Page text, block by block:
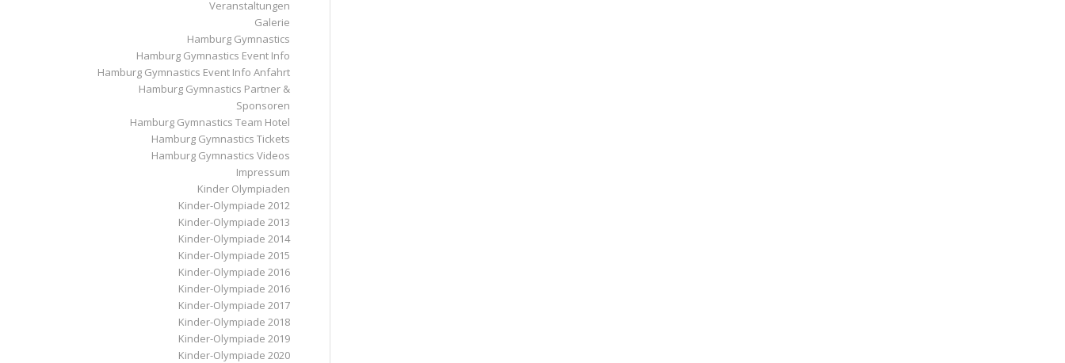
Veranstaltungen
Galerie
Hamburg Gymnastics
Hamburg Gymnastics Event Info
Hamburg Gymnastics Event Info Anfahrt
Hamburg Gymnastics Partner &
Sponsoren
Hamburg Gymnastics Team Hotel
Hamburg Gymnastics Tickets
Hamburg Gymnastics Videos
Impressum
Kinder Olympiaden
Kinder-Olympiade 2012
Kinder-Olympiade 2013
Kinder-Olympiade 2014
Kinder-Olympiade 2015
Kinder-Olympiade 2016
Kinder-Olympiade 2016
Kinder-Olympiade 2017
Kinder-Olympiade 2018
Kinder-Olympiade 2019
Kinder-Olympiade 2020